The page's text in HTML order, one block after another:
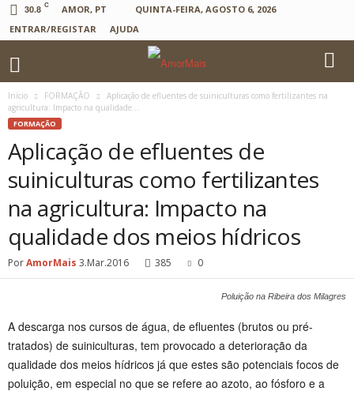
30.8 C AMOR, PT
QUINTA-FEIRA, AGOSTO 6, 2026
ENTRAR/REGISTAR
AJUDA
Início FORMAÇÃO
Aplicação de efluentes de suiniculturas como fertilizantes na
agricultura: Impacto na qualidade...
FORMAÇÃO
Aplicação de efluentes de
suiniculturas como fertilizantes
na agricultura: Impacto na
qualidade dos meios hídricos
PorAmorMais 3.Mar.2016 385 0
Poluição na Ribeira dos Milagres
A descarga nos cursos de água, de efluentes (brutos ou pré-
tratados) de suiniculturas, tem provocado a deterioração da
qualidade dos meios hídricos já que estes são potenciais focos de
poluição, em especial no que se refere ao azoto, ao fósforo e a